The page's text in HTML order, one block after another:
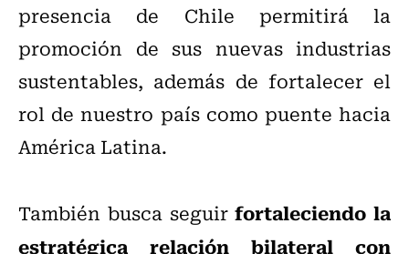
presencia de Chile permitirá la
promoción de sus nuevas industrias
sustentables, además de fortalecer el
rol de nuestro país como puente hacia
América Latina.
También busca seguirfortaleciendo la
estratégica relación bilateral con